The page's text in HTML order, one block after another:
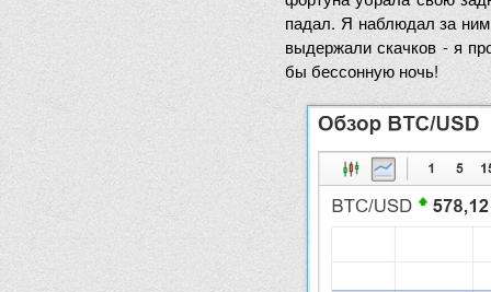
падал. Я наблюдал за
выдержали скачков - я
бы бессонную ночь!